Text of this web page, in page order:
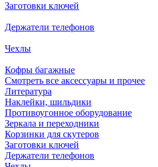
Заготовки ключей
Держатели телефонов
Чехлы
Кофры багажные
Смотреть все аксессуары и прочее
Литература
Наклейки, шильдики
Противоугонное оборудование
Зеркала и переходники
Корзинки для скутеров
Заготовки ключей
Держатели телефонов